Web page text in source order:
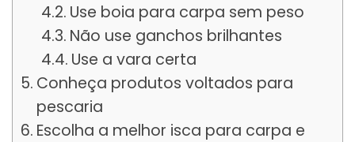
Use boia para carpa sem peso
Não use ganchos brilhantes
Use a vara certa
Conheça produtos voltados para
pescaria
Escolha a melhor isca para carpa e